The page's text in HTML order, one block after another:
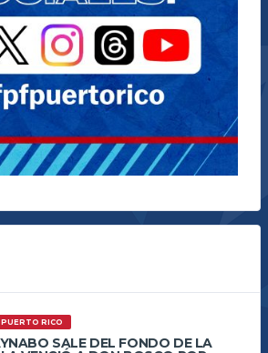
PUERTO RICO
SALE DEL FONDO DE LA